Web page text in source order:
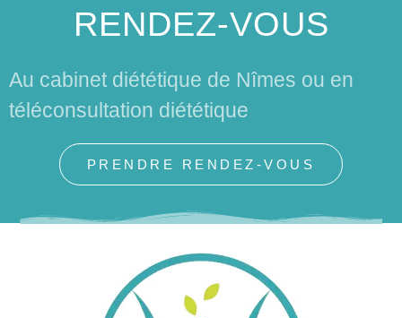
RENDEZ-VOUS
Au cabinet diététique de Nîmes ou en
téléconsultation diététique
PRENDRE RENDEZ-VOUS